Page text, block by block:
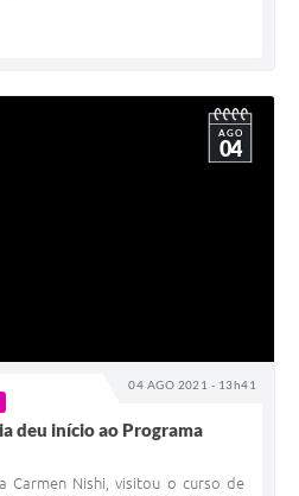
04 AGO 2021 - 13h41
AGO
04
deu início ao Programa
Carmen Nishi, visitou o curso de